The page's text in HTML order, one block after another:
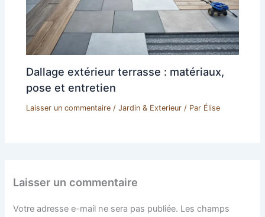
Dallage extérieur terrasse : matériaux,
pose et entretien
Laisser un commentaire /Jardin & Exterieur / Par Élise
Laisser un commentaire
Votre adresse e-mail ne sera pas publiée. Les champs